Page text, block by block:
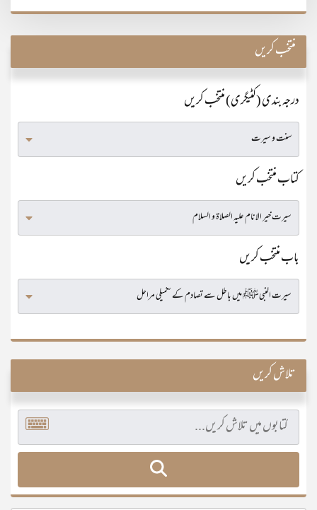
منتخب کریں
درجہ بندی (کٹیگری) منتخب کریں
کتاب منتخب کریں
باب منتخب کریں
تلاش کریں